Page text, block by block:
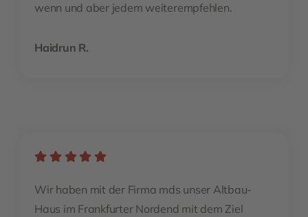
wenn und aber jedem weiterempfehlen.
Haidrun R.
Wir haben mit der Firma mds unser Altbau-
Haus im Frankfurter Nordend mit dem Ziel